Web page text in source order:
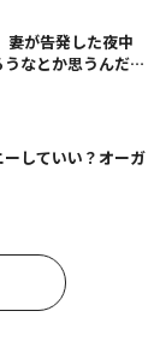
妻が告発した夜中
なとか思うんだけ
していい？オーガ